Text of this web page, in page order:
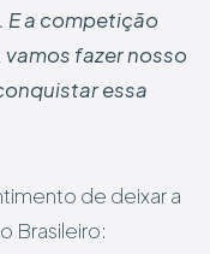
a competição
fazer nosso
essa
de deixar a
Brasileiro: